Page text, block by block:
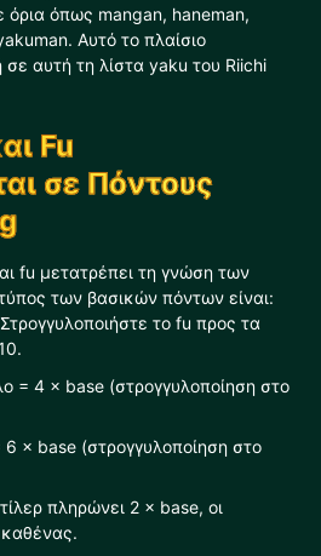
όπως mangan, haneman,
Αυτό το πλαίσιο
σε αυτή τη λίστα yaku του Riichi
Fu
σε Πόντους
fu μετατρέπει τη γνώση των
των βασικών πόντων είναι:
το fu προς τα
= 4 × base (στρογγυλοποίηση στο
6 × base (στρογγυλοποίηση στο
πληρώνει 2 × base, οι
καθένας.